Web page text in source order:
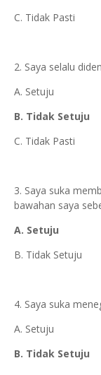
C. Tidak Pasti
2. Saya selalu
A. Setuju
B. Tidak Setuju
C. Tidak Pasti
3. Saya suka
bawahan saya
A. Setuju
B. Tidak Setuju
4. Saya suka
A. Setuju
B. Tidak Setuju